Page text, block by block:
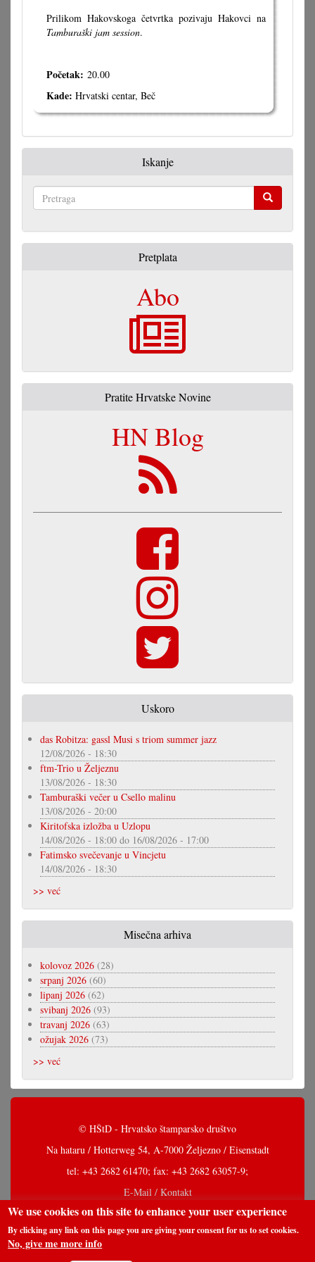
Prilikom Hakovskoga četvrtka pozivaju Hakovci na
Tamburaški jam session.
Početak: 20.00
Kade: Hrvatski centar, Beč
Iskanje
Pretplata
Abo
Pratite Hrvatske Novine
HN Blog
Uskoro
das Robitza: gassl Musi s triom summer jazz
12/08/2026 - 18:30
ftm-Trio u Željeznu
13/08/2026 - 18:30
Tamburaški večer u Csello malinu
13/08/2026 - 20:00
Kiritofska izložba u Uzlopu
14/08/2026 - 18:00 do 16/08/2026 - 17:00
Fatimsko svečevanje u Vincjetu
14/08/2026 - 18:30
>> već
Misečna arhiva
kolovoz 2026 (28)
srpanj 2026 (60)
lipanj 2026 (62)
svibanj 2026 (93)
travanj 2026 (63)
ožujak 2026 (73)
>> već
© HŠtD - Hrvatsko štamparsko društvo
Na hataru / Hotterweg 54, A-7000 Željezno / Eisenstadt
tel: +43 2682 61470; fax: +43 2682 63057-9;
E-Mail / Kontakt
We use cookies on this site to enhance your user experience
By clicking any link on this page you are giving your consent for us to set cookies.
No, give me more info